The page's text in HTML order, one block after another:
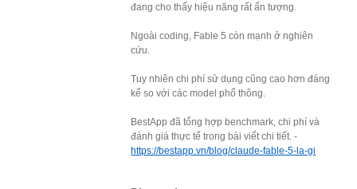
đang cho thấy hiệu năng rất ấn tượng.
Ngoài coding, Fable 5 còn mạnh ở nghiên
cứu.
Tuy nhiên chi phí sử dụng cũng cao hơn đáng
kể so với các model phổ thông.
BestApp đã tổng hợp benchmark, chi phí và
đánh giá thực tế trong bài viết chi tiết. -
https://bestapp.vn/blog/claude-fable-5-la-gi